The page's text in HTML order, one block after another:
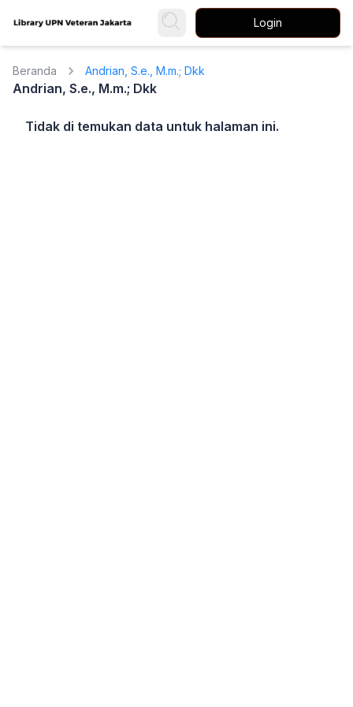
Login
Beranda Andrian, S.e., M.m.; Dkk
Andrian, S.e., M.m.; Dkk
Tidak di temukan data untuk halaman ini.